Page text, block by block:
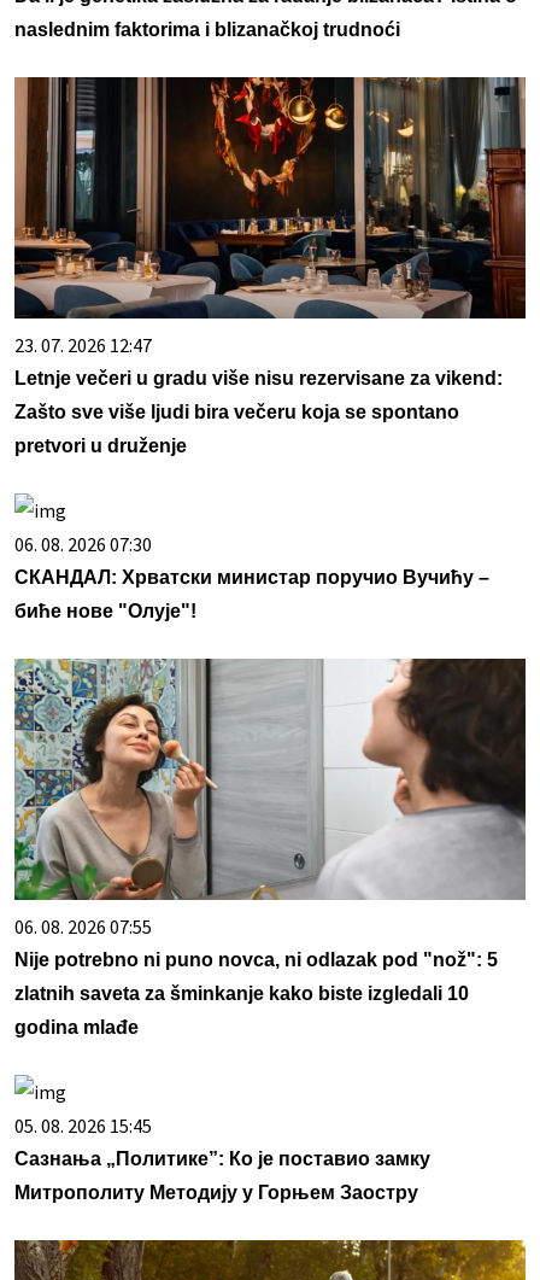
naslednim faktorima i blizanačkoj trudnoći
23. 07. 2026 12:47
Letnje večeri u gradu više nisu rezervisane za vikend:
Zašto sve više ljudi bira večeru koja se spontano
pretvori u druženje
06. 08. 2026 07:30
СКАНДАЛ: Хрватски министар поручио Вучићу –
биће нове "Олује"!
06. 08. 2026 07:55
Nije potrebno ni puno novca, ni odlazak pod "nož": 5
zlatnih saveta za šminkanje kako biste izgledali 10
godina mlađe
05. 08. 2026 15:45
Сазнања „Политике”: Ко је поставио замку
Митрополиту Методију у Горњем Заостру